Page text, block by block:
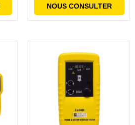
NOUS CONSULTER